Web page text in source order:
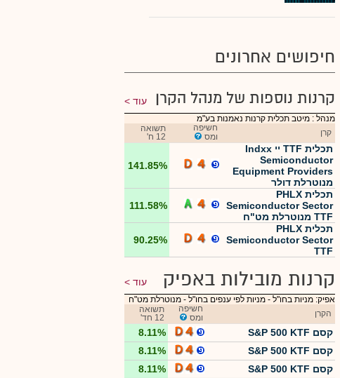
חיפושים אחרונים
קרנות נוספות של מנהל הקרן עוד
מנהל : מיטב תכלית קרנות נאמנות בע"מ
קרן
חשיפה
ומס
תשואה
12 ח'
תכלית TTF יי Indxx
Semiconductor
Equipment Providers
מנוטרלת דולר
141.85%
תכלית PHLX
Semiconductor Sector
TTF מנוטרלת מט"ח
111.58%
תכלית PHLX
Semiconductor Sector
TTF
90.25%
קרנות מובילות באפיק עוד
אפיק: מניות בחו"ל - מניות לפי ענפים בחו"ל - מנוטרלת מט"ח
הקרן
חשיפה
ומס
תשואה
12 חד'
קסם S&P 500 KTF
8.11%
קסם S&P 500 KTF
8.11%
קסם S&P 500 KTF
8.11%